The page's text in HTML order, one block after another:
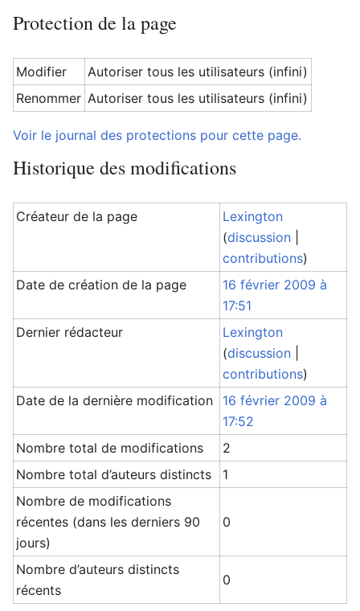
Protection de la page
Modifier
Autoriser tous les utilisateurs (infini)
Renommer Autoriser tous les utilisateurs (infini)
Voir le journal des protections pour cette page.
Historique des modifications
Créateur de la page
Lexington
(discussion
contributions)
Date de création de la page
16 février 2009 à
17:51
Dernier rédacteur
Lexington
(discussion
contributions)
Date de la dernière modification
16 février 2009 à
17:52
Nombre total de modifications
2
Nombre total d’auteurs distincts
1
Nombre de modifications
récentes (dans les derniers 90
jours)
0
Nombre d’auteurs distincts
récents
0